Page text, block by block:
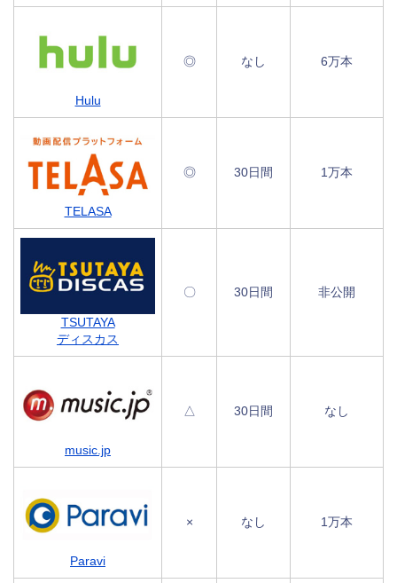
Hulu
◎ なし 6万本
TELASA
◎ 30日間 1万本
TSUTAYA
ディスカス
〇 30日間 非公開
music.jp
△ 30日間 なし
Paravi
× なし 1万本